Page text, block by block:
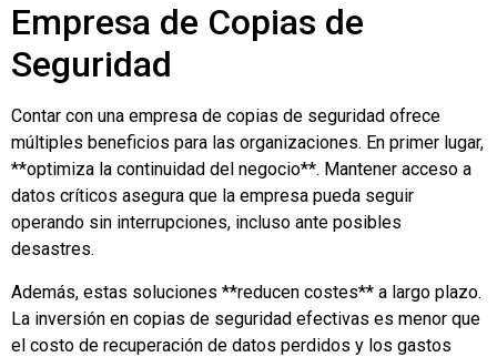
Empresa de Copias de
Seguridad
Contar con una empresa de copias de seguridad ofrece
múltiples beneficios para las organizaciones. En primer lugar,
**optimiza la continuidad del negocio**. Mantener acceso a
datos críticos asegura que la empresa pueda seguir
operando sin interrupciones, incluso ante posibles
desastres.
Además, estas soluciones **reducen costes** a largo plazo.
La inversión en copias de seguridad efectivas es menor que
el costo de recuperación de datos perdidos y los gastos